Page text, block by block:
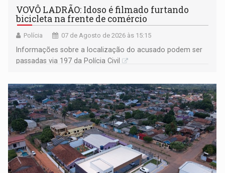
VOVÔ LADRÃO: Idoso é filmado furtando
bicicleta na frente de comércio
Polícia 07 de Agosto de 2026 às 15:15
Informações sobre a localização do acusado podem ser
passadas via 197 da Polícia Civil